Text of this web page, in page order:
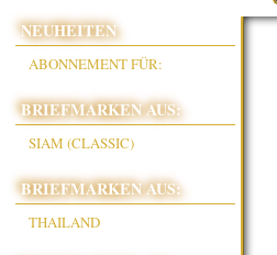
NEUHEITEN
ABONNEMENT FÜR:
BRIEFMARKEN AUS:
SIAM (CLASSIC)
BRIEFMARKEN AUS:
THAILAND